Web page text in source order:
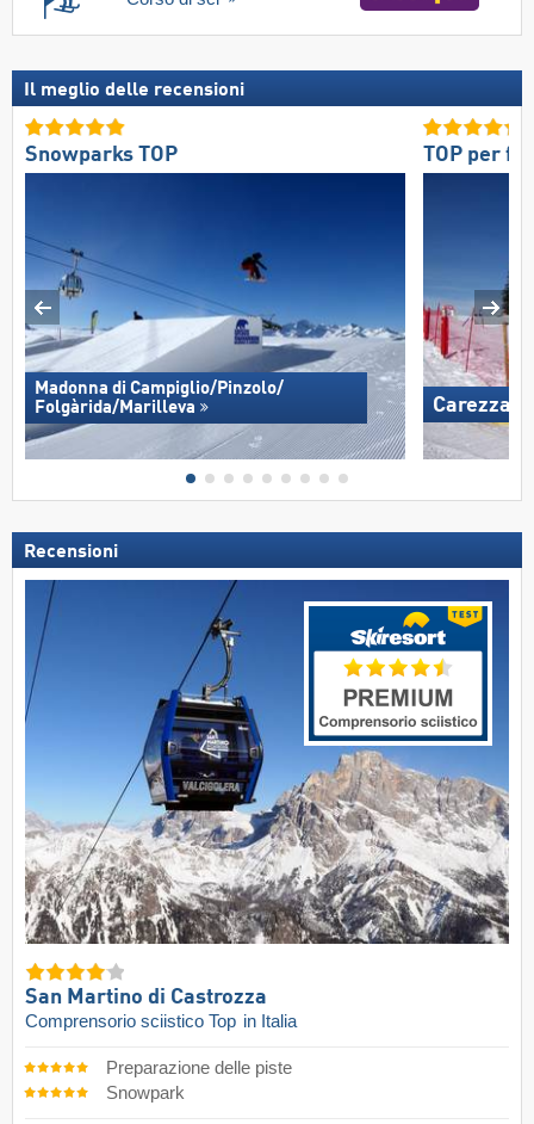
Il meglio delle recensioni
Snowparks TOP
Madonna di Campiglio/​Pinzolo/​
Folgàrida/​Marilleva
TOP per
Carezza
Recensioni
San Martino di Castrozza
Comprensorio sciistico Top in Italia
Preparazione delle piste
Snowpark